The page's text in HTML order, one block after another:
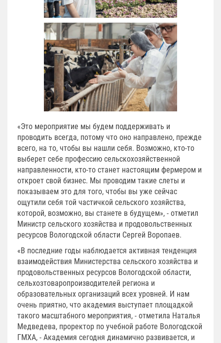
«Это мероприятие мы будем поддерживать и
проводить всегда, потому что оно направлено, прежде
всего, на то, чтобы вы нашли себя. Возможно, кто-то
выберет себе профессию сельскохозяйственной
направленности, кто-то станет настоящим фермером и
откроет свой бизнес. Мы проводим такие слеты и
показываем это для того, чтобы вы уже сейчас
ощутили себя той частичкой сельского хозяйства,
которой, возможно, вы станете в будущем», - отметил
Министр сельского хозяйства и продовольственных
ресурсов Вологодской области Сергей Воропаев.
«В последние годы наблюдается активная тенденция
взаимодействия Министерства сельского хозяйства и
продовольственных ресурсов Вологодской области,
сельхозтоваропроизводителей региона и
образовательных организаций всех уровней. И нам
очень приятно, что академия выступает площадкой
такого масштабного мероприятия, - отметила Наталья
Медведева, проректор по учебной работе Вологодской
ГМХА, - Академия сегодня динамично развивается, и